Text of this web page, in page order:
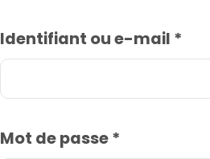
Identifiant ou e-mail *
Mot de passe*